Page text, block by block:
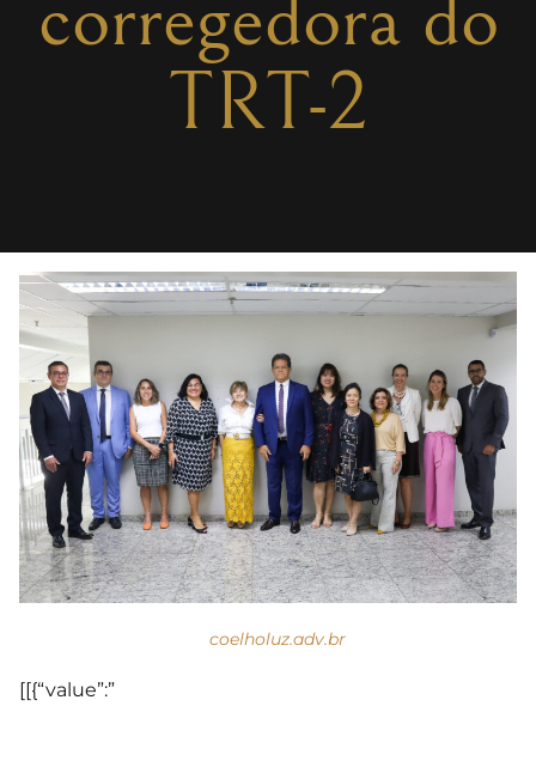
TRT-2
coelholuz.adv.br
[[{“value”:”